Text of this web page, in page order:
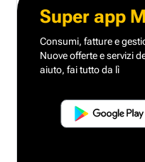
Super app
Consumi, fatture e
Nuove offerte e servizi
aiuto, fai tutto da lì